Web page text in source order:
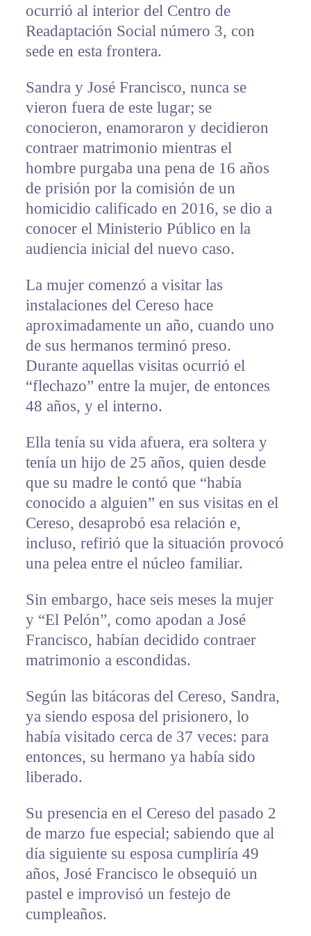
ocurrió al interior del Centro de
Readaptación Social número 3, con
sede en esta frontera.
Sandra y José Francisco, nunca se
vieron fuera de este lugar; se
conocieron, enamoraron y decidieron
contraer matrimonio mientras el
hombre purgaba una pena de 16 años
de prisión por la comisión de un
homicidio calificado en 2016, se dio a
conocer el Ministerio Público en la
audiencia inicial del nuevo caso.
La mujer comenzó a visitar las
instalaciones del Cereso hace
aproximadamente un año, cuando uno
de sus hermanos terminó preso.
Durante aquellas visitas ocurrió el
“flechazo” entre la mujer, de entonces
48 años, y el interno.
Ella tenía su vida afuera, era soltera y
tenía un hijo de 25 años, quien desde
que su madre le contó que “había
conocido a alguien” en sus visitas en el
Cereso, desaprobó esa relación e,
incluso, refirió que la situación provocó
una pelea entre el núcleo familiar.
Sin embargo, hace seis meses la mujer
y “El Pelón”, como apodan a José
Francisco, habían decidido contraer
matrimonio a escondidas.
Según las bitácoras del Cereso, Sandra,
ya siendo esposa del prisionero, lo
había visitado cerca de 37 veces: para
entonces, su hermano ya había sido
liberado.
Su presencia en el Cereso del pasado 2
de marzo fue especial; sabiendo que al
día siguiente su esposa cumpliría 49
años, José Francisco le obsequió un
pastel e improvisó un festejo de
cumpleaños.